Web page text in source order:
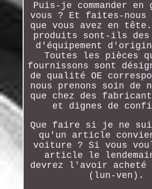
Puis-je commander en
vous ? Et faites-nous
que vous avez en
produits sont-ils des
d'équipement
Toutes les pièces
fournissons sont
de qualité OE
nous prenons soin de
que chez des
et dignes de
Que faire si je ne
qu'un article
voiture ? Si vous
article le
devrez l'avoir acheté
(lun-ven).